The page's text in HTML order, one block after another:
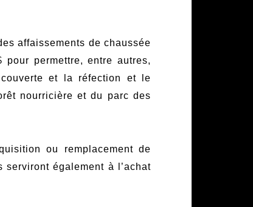
affaissements de chaussée
permettre, entre autres,
et la réfection et le
nourricière et du parc des
ou remplacement de
également à l’achat